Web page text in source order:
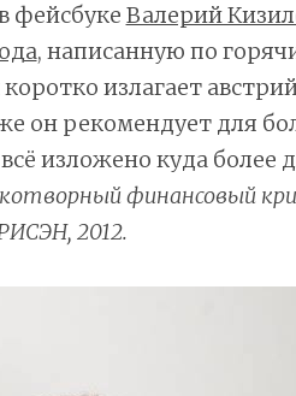
фейсбуке Валерий
, написанную по
излагает
он рекомендует для
изложено куда более
финансовый
2012.